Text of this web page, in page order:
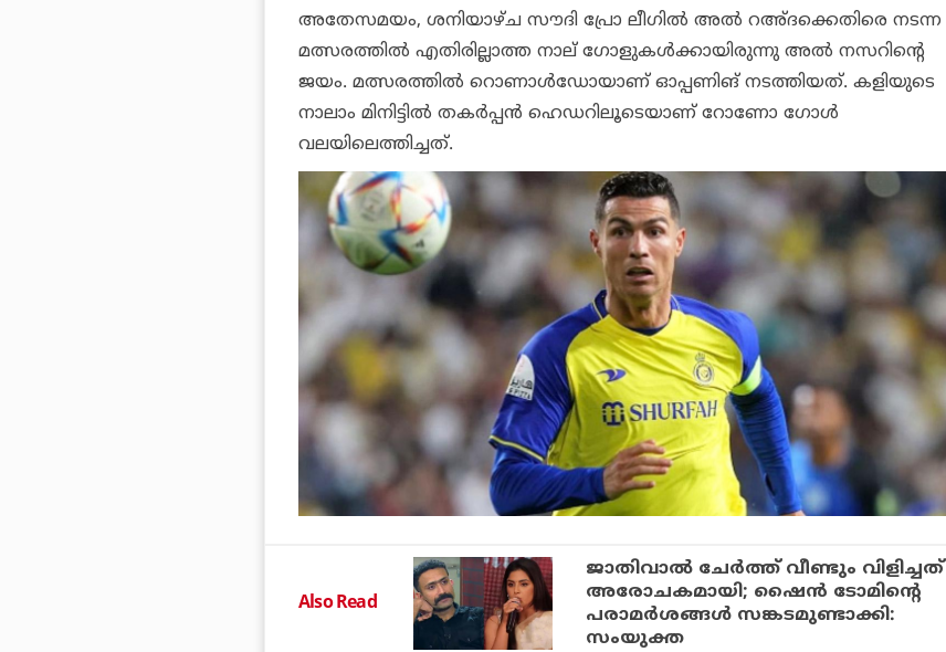
അതേസമയം, ശനിയാഴ്ച സൗദി പ്രോ ലീഗില്‍ അല്‍ റഅ്ദക്കെതിരെ നടന്ന
മത്സരത്തില്‍ എതിരില്ലാത്ത നാല് ഗോളുകള്‍ക്കായിരുന്നു അല്‍ നസറിന്റെ
ജയം. മത്സരത്തില്‍ റൊണാള്‍ഡോയാണ് ഓപ്പണിങ് നടത്തിയത്. കളിയുടെ
നാലാം മിനിട്ടില്‍ തകര്‍പ്പന്‍ ഹെഡറിലൂടെയാണ് റോണോ ഗോള്‍
വലയിലെത്തിച്ചത്.
Also Read
ജാതിവാല്‍ ചേര്‍ത്ത് വീണ്ടും വിളിച്ചത്
അരോചകമായി; ഷൈന്‍ ടോമിന്റെ
പരാമര്‍ശങ്ങള്‍ സങ്കടമുണ്ടാക്കി:
സംയുക്ത